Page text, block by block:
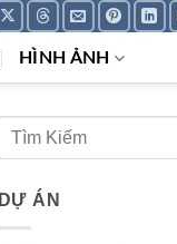
HÌNH ẢNH
DỰ ÁN